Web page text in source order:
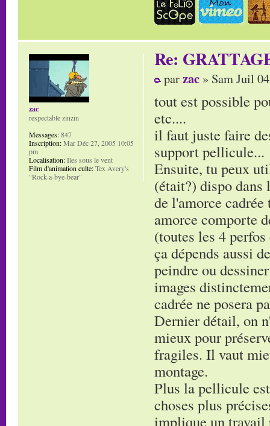
Re:
parzac » Sam Juil
tout est possible
etc....
il faut juste faire
support pellicule...
Ensuite, tu peux
(était?) dispo
de l'amorce
amorce comporte
(toutes les 4
ça dépends aussi
peindre ou
images
cadrée ne posera
Dernier détail, on
mieux pour
fragiles. Il vaut
montage.
Plus la pellicule
choses plus
implique un
zac
respectable zinzin
Messages:847
Inscription:Mar Déc 27, 2005 10:05
pm
Localisation:Iles sous le vent
Film d'animation culte:Tex Avery's
"Rock-a-bye-bear"